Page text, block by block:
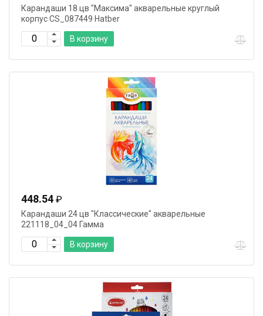
Карандаши 18 цв "Максима" акварельные круглый
корпус CS_087449 Hatber
В корзину
448.54 ₽
Карандаши 24 цв "Классические" акварельные
221118_04_04 Гамма
В корзину